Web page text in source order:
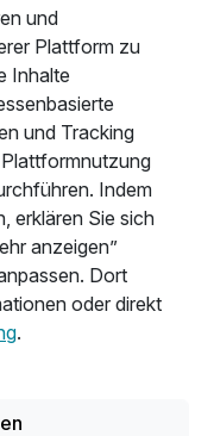
in der
allerdings auch mit
in warmen
moderne
von Vierbeinern
fühlt sich von
für die Hundehalter
in der gegenüber
geben.
und
Plattform zu
Inhalte
und Tracking
Indem
erklären Sie sich
anzeigen”
Dort
oder direkt
.